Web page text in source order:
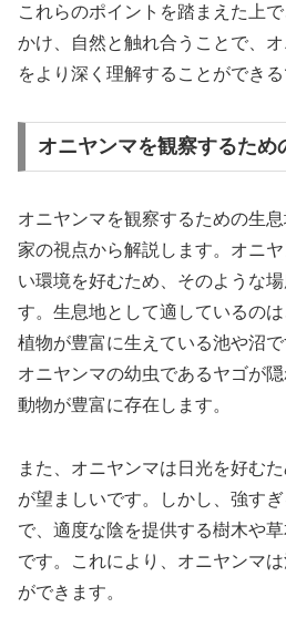
これらのポイントを踏まえた上
かけ、自然と触れ合うことで、
をより深く理解することができる
オニヤンマを観察するため
オニヤンマを観察するための生
家の視点から解説します。オニ
い環境を好むため、そのような
す。生息地として適しているの
植物が豊富に生えている池や沼で
オニヤンマの幼虫であるヤゴが
動物が豊富に存在します。
また、オニヤンマは日光を好む
が望ましいです。しかし、強す
で、適度な陰を提供する樹木や
です。これにより、オニヤンマ
ができます。